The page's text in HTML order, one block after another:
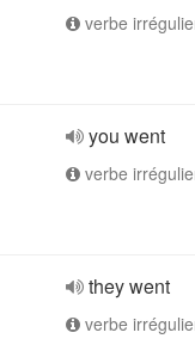
verbe
you went
verbe
they went
verbe